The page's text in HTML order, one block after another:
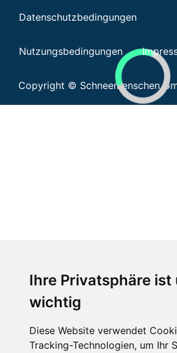
Ihre Privatsphäre ist
wichtig
Diese Website verwendet
Tracking-Technologien, um Ihr
Datenschutzbedingungen
Nutzungsbedingungen
Copyright © Schneemenschen